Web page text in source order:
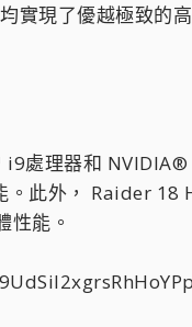
實現了優越極致的高
處理器和 NVIDIA®
此外， Raider 18
性能。